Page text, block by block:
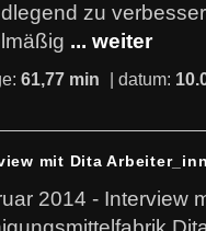
zu
... weiter
61,77 min | datum:
mit Dita
2014 - Interview